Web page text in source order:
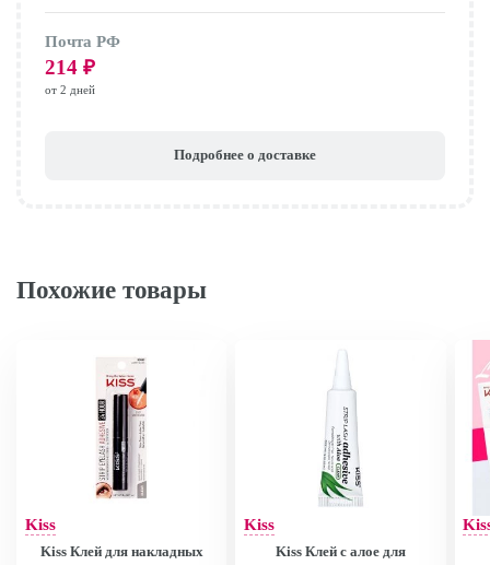
Почта РФ
214 ₽
от 2 дней
Подробнее о доставке
Похожие товары
Kiss
Kiss Клей для накладных
Kiss
Kiss Клей с алое для